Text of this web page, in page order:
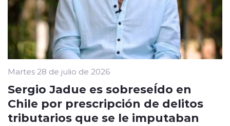
Martes 28 de julio de 2026
Sergio Jadue es sobreseÍdo en
Chile por prescripción de delitos
tributarios que se le imputaban